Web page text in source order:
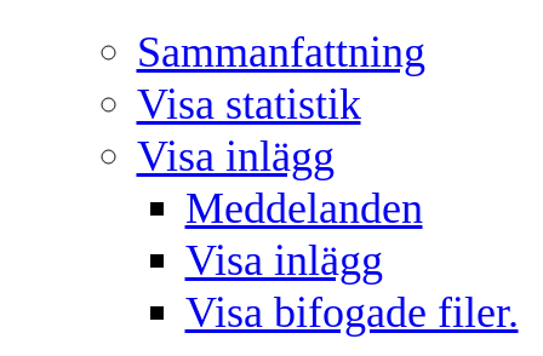
Sammanfattning
Visa statistik
Visa inlägg
Meddelanden
Visa inlägg
Visa bifogade filer.